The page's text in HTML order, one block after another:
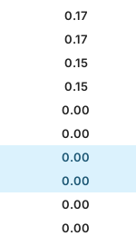
0.17
0.17
0.15
0.15
0.00
0.00
0.00
0.00
0.00
0.00